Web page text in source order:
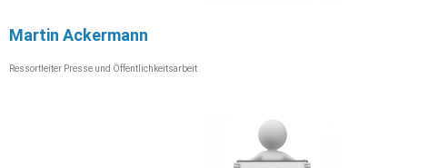
Martin Ackermann
Ressortleiter Presse und Öffentlichkeitsarbeit